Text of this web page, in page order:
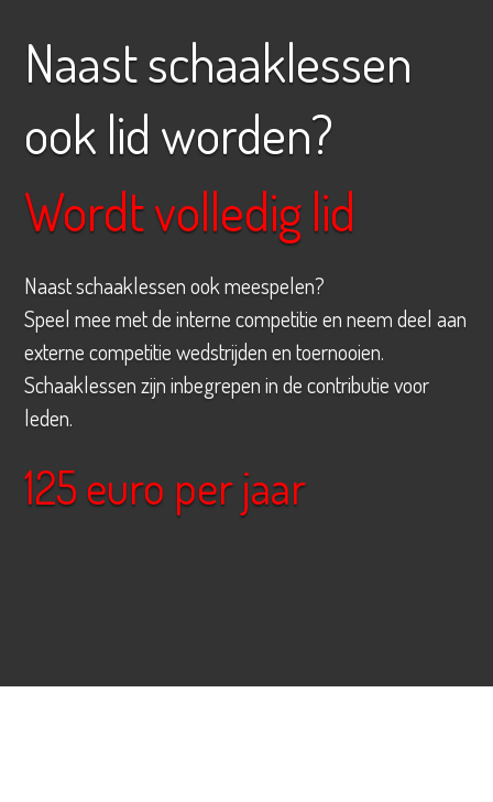
Naast schaaklessen
ook lid worden?
Wordt volledig lid
Naast schaaklessen ook meespelen?
Speel mee met de interne competitie en neem deel aan
externe competitie wedstrijden en toernooien.
Schaaklessen zijn inbegrepen in de contributie voor
leden.
125 euro per jaar